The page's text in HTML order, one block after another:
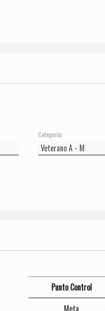
Categoría:
Punto Control
Meta